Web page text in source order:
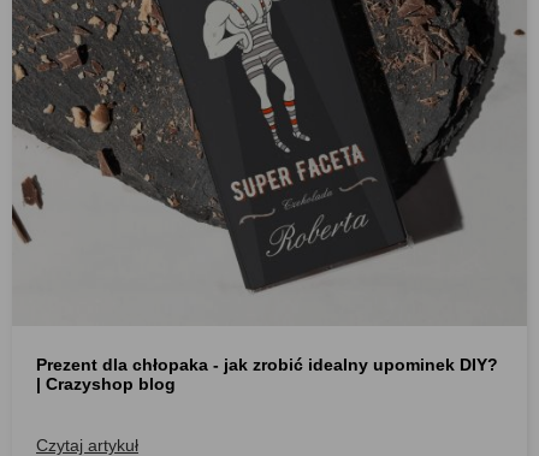
Prezent dla chłopaka - jak zrobić idealny upominek DIY
| Crazyshop blog
Czytaj artykuł